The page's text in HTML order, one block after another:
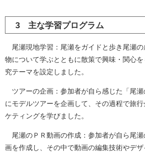
3 主な学習プログラム
尾瀬現地学習：尾瀬をガイドと歩き尾瀬
物について学ぶとともに散策で興味・関心
究テーマを設定しました。
ツアーの企画：参加者が自ら感じた「尾瀬
にモデルツアーを企画して、その過程で旅
ケティングを学びました。
尾瀬のＰＲ動画の作成：参加者が自ら尾瀬
画を作成し、その中で動画の編集技術やデ